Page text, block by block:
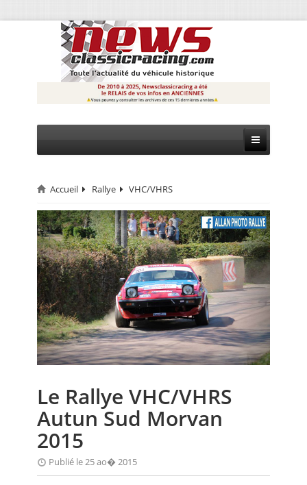
CIRCUIT
RALLYE
MONTAGNE
EVÈNEMENTS
CALENDRIER
FOCUS
ANNUAIRES
PETITES ANNONCES
Accueil Rallye VHC/VHRS
Le Rallye VHC/VHRS
Autun Sud Morvan
2015
Publié le 25 ao� 2015